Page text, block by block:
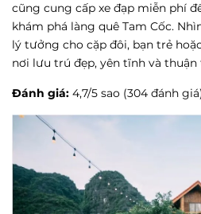
cũng cung cấp xe đạp miễn phí
khám phá làng quê Tam Cốc.
lý tưởng cho cặp đôi, bạn trẻ
nơi lưu trú đẹp, yên tĩnh và thuận
Đánh giá: 4,7/5 sao (304 đánh